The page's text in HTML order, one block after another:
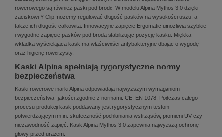
rowerowego są również paski pod brodę. W modelu Alpina Mythos 3.0 dzięki
zaciskowi Y-Clip możemy regulować długość pasków na wysokości uszu, a
także ich długość całkowitą. Innowacyjne zapięcie Ergomatic umożliwia szybkie
i wygodne zapięcie pasków pod brodą stabilizując pozycję kasku. Miękka
wkładka wyścielająca kask ma właściwości antybakteryjne dbając o wygodę
oraz higienę rowerzysty.
Kaski Alpina spełniają rygorystyczne normy
bezpieczeństwa
Kaski rowerowe marki Alpina odpowiadają najwyższym wymaganiom
bezpieczeństwa i jakości zgodnie z normami: CE, EN 1078. Podczas całego
procesu produkcji kask poddawany jest rygorystycznym testom
potwierdzającym m.in. skuteczność pochłaniania wstrząsów, promieni UV czy
niezawodność zapięć. Kask Alpina Mythos 3.0 zapewnia najwyższą ochronę
głowy przed urazem.